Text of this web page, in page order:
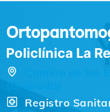
Policlínica La
Registro